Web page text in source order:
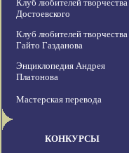
Клуб любителей творчества
Достоевского
Клуб любителей творчества
Гайто Газданова
Энциклопедия Андрея
Платонова
Мастерская перевода
КОНКУРСЫ